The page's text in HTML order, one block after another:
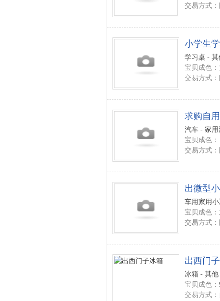
交易方式：
小学生
学习桌 - 其
宝贝成色：
交易方式：
求购自
汽车 - 家用
宝贝成色：
交易方式：
出微型
车用家用
宝贝成色：
交易方式：
出西门
冰箱 - 其他
宝贝成色：
交易方式：